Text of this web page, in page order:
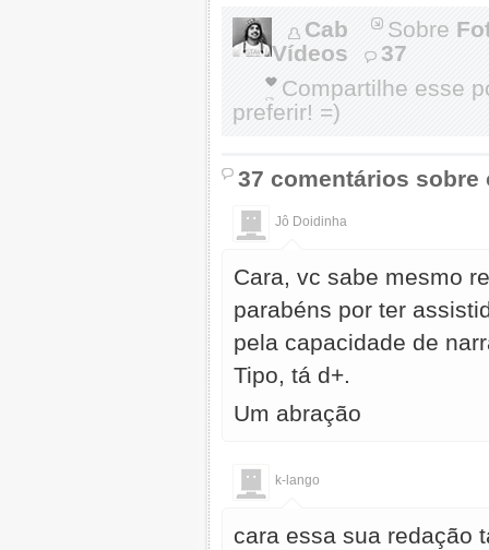
Cab Sobre
Vídeos
37
Compartilhe esse
preferir! =)
37 comentários sobre
Jô Doidinha
Cara, vc sabe mesmo
parabéns por ter
pela capacidade de
Tipo, tá d+.
Um abração
k-lango
cara essa sua redação